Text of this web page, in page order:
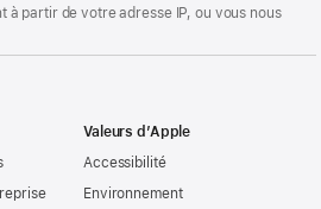
fenêtre)
partir de votre adresse IP, ou vous nous
Valeurs d’Apple
Accessibilité
Environnement